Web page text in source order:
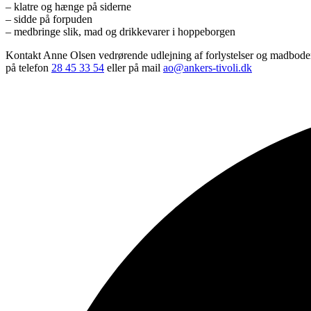
– klatre og hænge på siderne
– sidde på forpuden
– medbringe slik, mad og drikkevarer i hoppeborgen
Kontakt Anne Olsen vedrørende udlejning af forlystelser og
på telefon 28 45 33 54 eller på mail ao@ankers-tivoli.dk